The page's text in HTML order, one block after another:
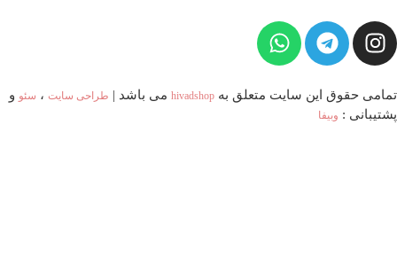
تمامی حقوق این سایت متعلق به hivadshop می باشد | طراحی سایت ، سئو و
پشتیبانی : وبیفا